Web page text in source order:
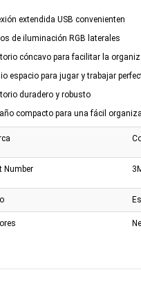
extendida USB convenienten
de iluminación RGB laterales
cóncavo para facilitar la
espacio para jugar y trabajar
duradero y robusto
compacto para una fácil
Number